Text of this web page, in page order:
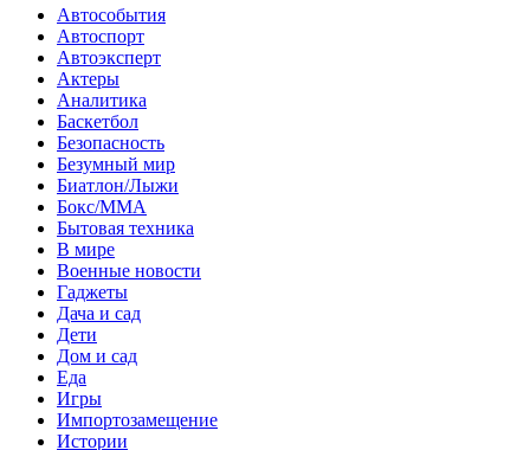
Автособытия
Автоспорт
Автоэксперт
Актеры
Аналитика
Баскетбол
Безопасность
Безумный мир
Биатлон/Лыжи
Бокс/MMA
Бытовая техника
В мире
Военные новости
Гаджеты
Дача и сад
Дети
Дом и сад
Еда
Игры
Импортозамещение
Истории